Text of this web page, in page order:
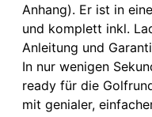
Anhang). Er ist in
und komplett inkl.
Anleitung und
In nur wenigen
ready für die
mit genialer,